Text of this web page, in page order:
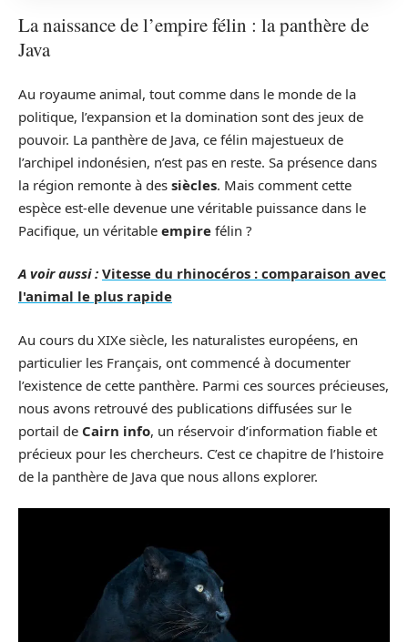
La naissance de l’empire félin : la panthère de
Java
Au royaume animal, tout comme dans le monde de la
politique, l’expansion et la domination sont des jeux de
pouvoir. La panthère de Java, ce félin majestueux de
l’archipel indonésien, n’est pas en reste. Sa présence dans
la région remonte à des siècles. Mais comment cette
espèce est-elle devenue une véritable puissance dans le
Pacifique, un véritable empire félin ?
A voir aussi : Vitesse du rhinocéros : comparaison avec
l'animal le plus rapide
Au cours du XIXe siècle, les naturalistes européens, en
particulier les Français, ont commencé à documenter
l’existence de cette panthère. Parmi ces sources précieuses,
nous avons retrouvé des publications diffusées sur le
portail de Cairn info, un réservoir d’information fiable et
précieux pour les chercheurs. C’est ce chapitre de l’histoire
de la panthère de Java que nous allons explorer.